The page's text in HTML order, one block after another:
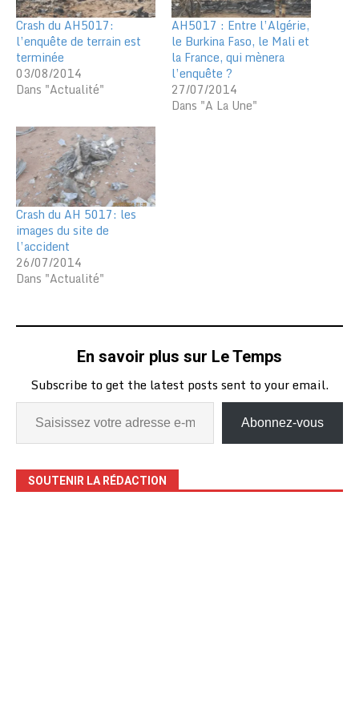
Crash du AH5017:
l’enquête de terrain est
terminée
03/08/2014
Dans "Actualité"
AH5017 : Entre l’Algérie,
le Burkina Faso, le Mali et
la France, qui mènera
l’enquête ?
27/07/2014
Dans "A La Une"
Crash du AH 5017: les
images du site de
l’accident
26/07/2014
Dans "Actualité"
En savoir plus sur Le Temps
Subscribe to get the latest posts sent to your email.
Abonnez-vous
SOUTENIR LA RÉDACTION